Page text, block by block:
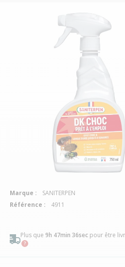
Plus que 9h 47min 35sec pour être
Marque :
SANITERPEN
Référence :
4911